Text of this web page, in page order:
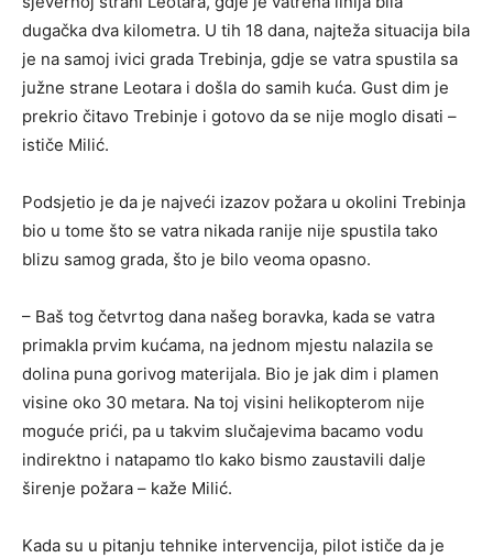
dugačka dva kilometra. U tih 18 dana, najteža situacija bila
je na samoj ivici grada Trebinja, gdje se vatra spustila sa
južne strane Leotara i došla do samih kuća. Gust dim je
prekrio čitavo Trebinje i gotovo da se nije moglo disati –
ističe Milić.
Podsjetio je da je najveći izazov požara u okolini Trebinja
bio u tome što se vatra nikada ranije nije spustila tako
blizu samog grada, što je bilo veoma opasno.
– Baš tog četvrtog dana našeg boravka, kada se vatra
primakla prvim kućama, na jednom mjestu nalazila se
dolina puna gorivog materijala. Bio je jak dim i plamen
visine oko 30 metara. Na toj visini helikopterom nije
moguće prići, pa u takvim slučajevima bacamo vodu
indirektno i natapamo tlo kako bismo zaustavili dalje
širenje požara – kaže Milić.
Kada su u pitanju tehnike intervencija, pilot ističe da je